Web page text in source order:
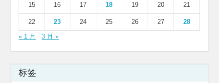
15 16 17 18 19 20 21
22 23 24 25 26 27
28
« 1 月
3 月 »
标签